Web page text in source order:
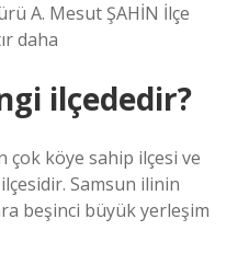
A. Mesut ŞAHİN İlçe
daha
ilçededir?
çok köye sahip ilçesi ve
Samsun ilinin
beşinci büyük yerleşim